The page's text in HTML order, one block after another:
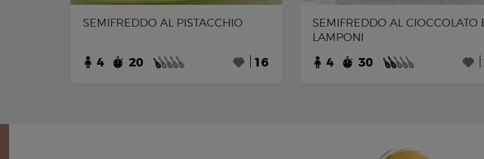
SEMIFREDDO AL PISTACCHIO
4 20 16
SEMIFREDDO AL CIOCCOLATO
LAMPONI
4 30